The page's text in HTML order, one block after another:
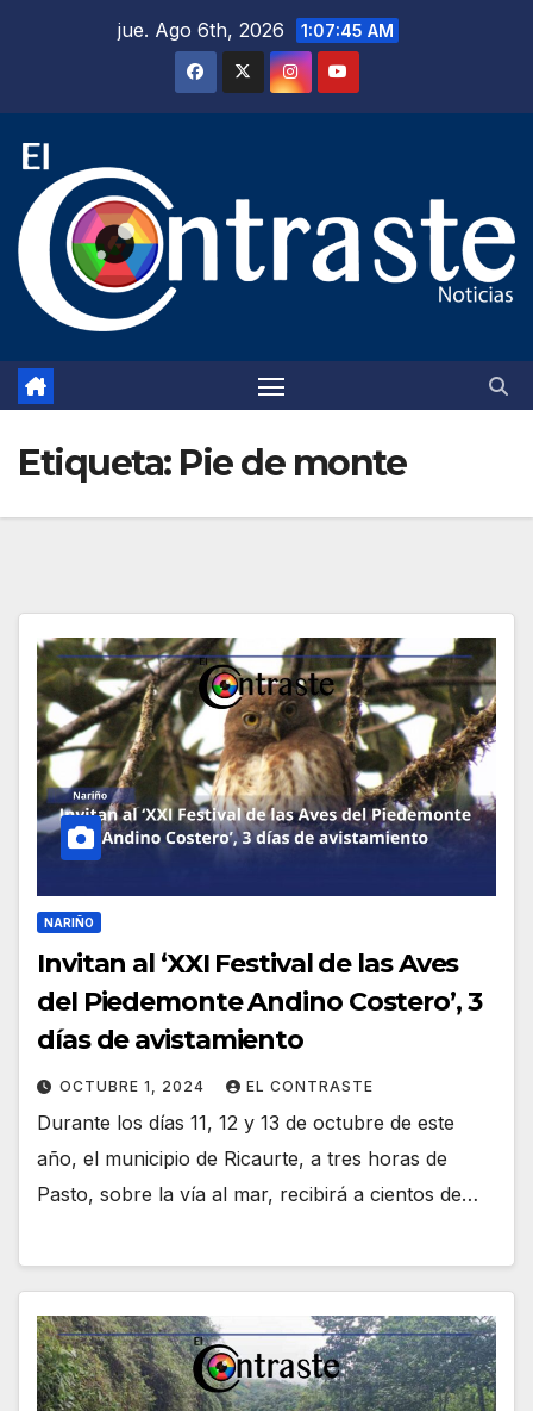
jue. Ago 6th, 2026 1:07:46 AM
Etiqueta: Pie de monte
NARIÑO
Invitan al ‘XXI Festival de las Aves
del Piedemonte Andino Costero’, 3
días de avistamiento
OCTUBRE 1, 2024 EL CONTRASTE
Durante los días 11, 12 y 13 de octubre de este
año, el municipio de Ricaurte, a tres horas de
Pasto, sobre la vía al mar, recibirá a cientos de…